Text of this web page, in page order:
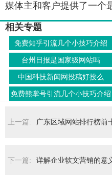
媒体主和客户提供了一个
相关专题
免费知乎引流几个小技巧介绍
台州日报是国家级网站吗
中国科技新闻网投稿好投么
免费熊掌号引流几个小技巧介绍
上一篇: 广东区域网站排行榜前
下一篇: 详解企业软文营销的意